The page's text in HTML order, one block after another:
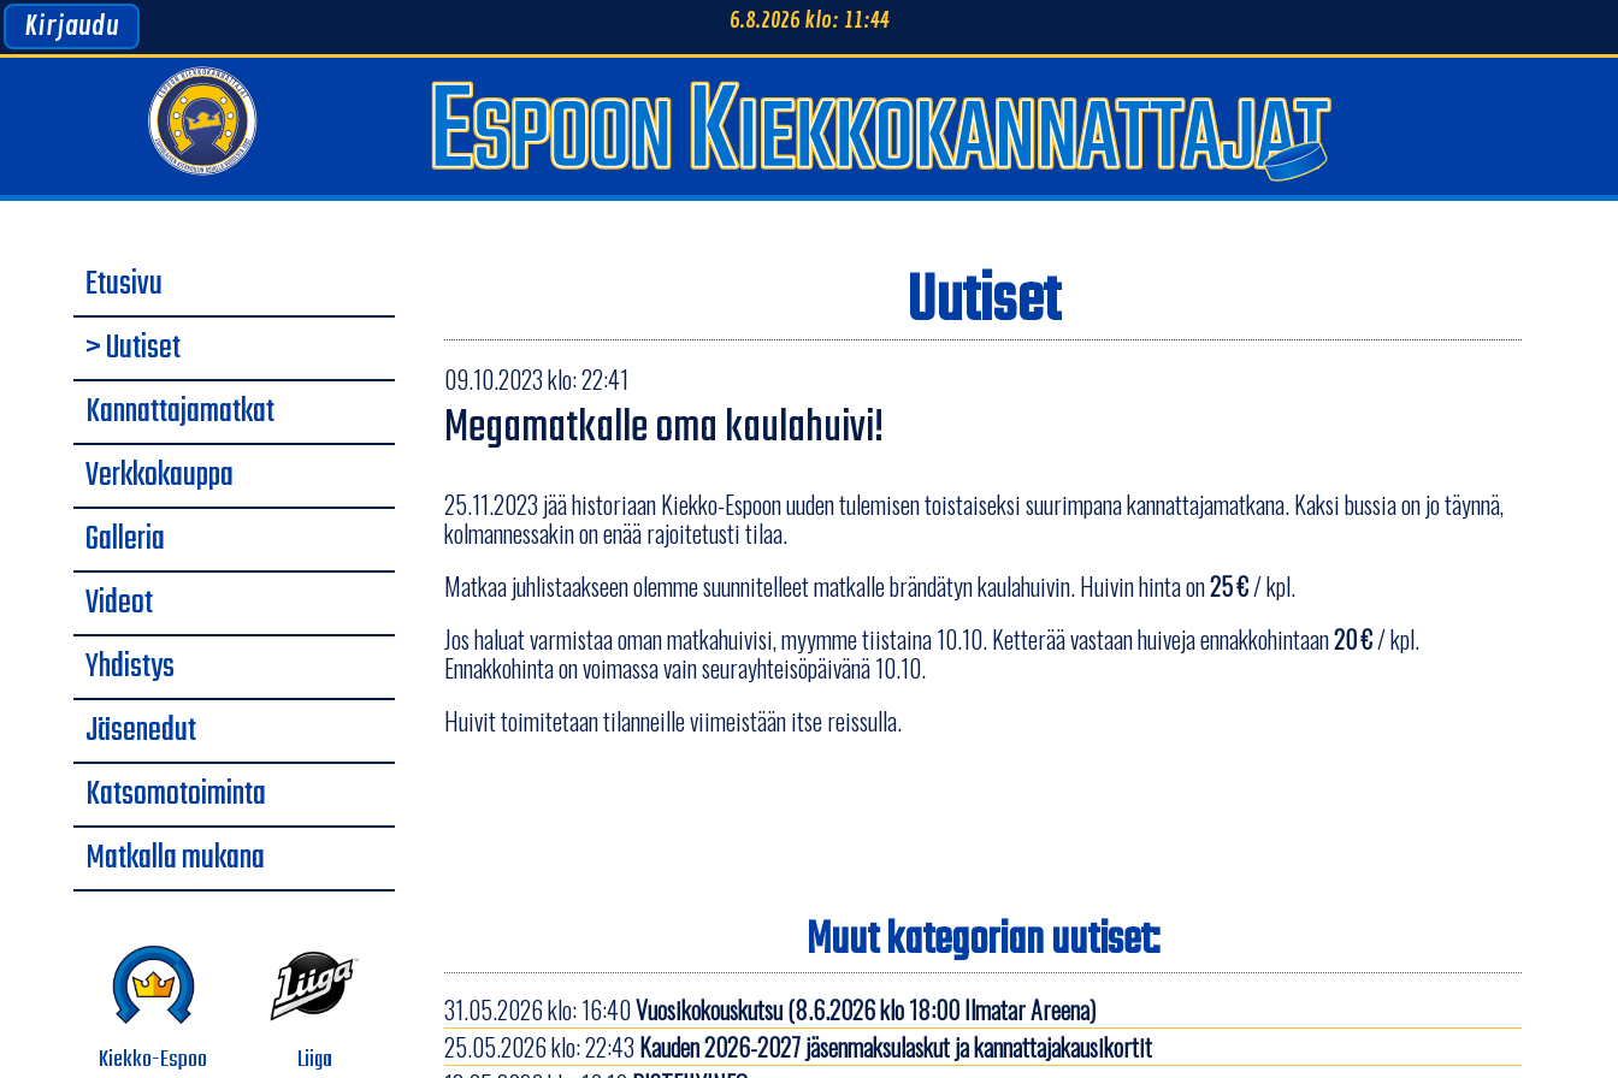
6.8.2026 klo: 11:44
Kirjaudu
Etusivu
> Uutiset
Kannattajamatkat
Verkkokauppa
Galleria
Videot
Yhdistys
Jäsenedut
Katsomotoiminta
Matkalla mukana
Kiekko-Espoo Liiga
Uutiset
09.10.2023 klo: 22:41
Megamatkalle oma kaulahuivi!
25.11.2023 jää historiaan Kiekko-Espoon uuden tulemisen toistaiseksi suurimpana kannattajamatkana. Kaksi bussia on jo täynnä,
kolmannessakin on enää rajoitetusti tilaa.
Matkaa juhlistaakseen olemme suunnitelleet matkalle brändätyn kaulahuivin. Huivin hinta on25 €/ kpl.
Jos haluat varmistaa oman matkahuivisi, myymme tiistaina 10.10. Ketterää vastaan huiveja ennakkohintaan20 €/ kpl.
Ennakkohinta on voimassa vain seurayhteisöpäivänä 10.10.
Huivit toimitetaan tilanneille viimeistään itse reissulla.
Muut kategorian uutiset:
31.05.2026 klo: 16:40Vuosikokouskutsu (8.6.2026 klo 18:00 Ilmatar Areena)
25.05.2026 klo: 22:43Kauden 2026-2027 jäsenmaksulaskut ja kannattajakausikortit